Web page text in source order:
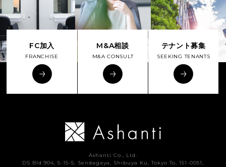
FC加入
FRANCHISE
M&A相談
M&A CONSULT
テナント募集
SEEKING TENANTS
Ashanti Co., Ltd.
DS Bld.904, 5-15-5, Sendagaya, Shibuya Ku, Tokyo To, 151-0051,